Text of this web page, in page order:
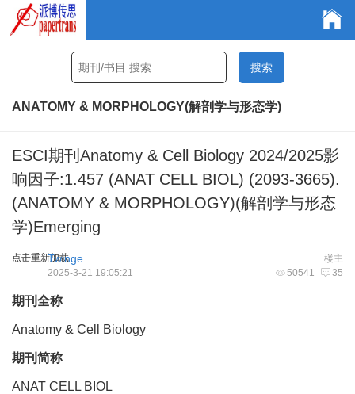
ANATOMY & MORPHOLOGY(解剖学与形态学)
ESCI期刊Anatomy & Cell Biology 2024/2025影
响因子:1.457 (ANAT CELL BIOL) (2093-3665).
(ANATOMY & MORPHOLOGY)(解剖学与形态
学)Emerging
点击重新加载 楼主
Twinge
50541 35
2025-3-21 19:05:21
期刊全称
Anatomy & Cell Biology
期刊简称
ANAT CELL BIOL